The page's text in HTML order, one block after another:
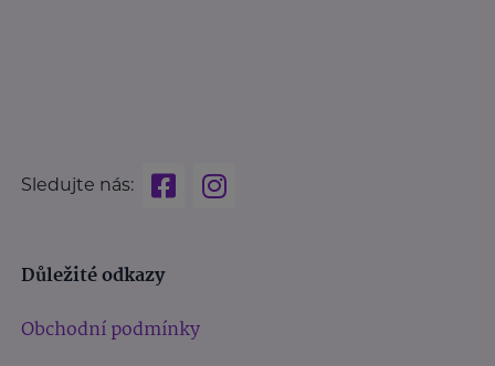
Sledujte nás:
Důležité odkazy
Obchodní podmínky